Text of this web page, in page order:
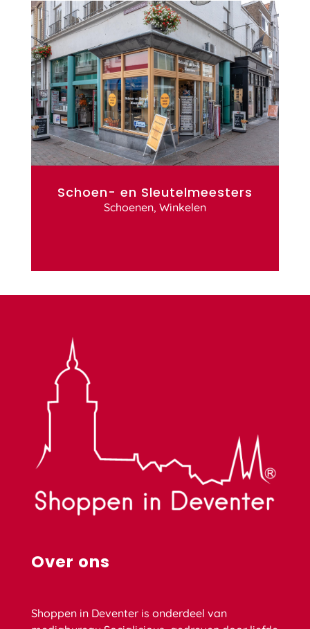
Schoen- en Sleutelmeesters
Schoenen, Winkelen
Over ons
Shoppen in Deventer is onderdeel van